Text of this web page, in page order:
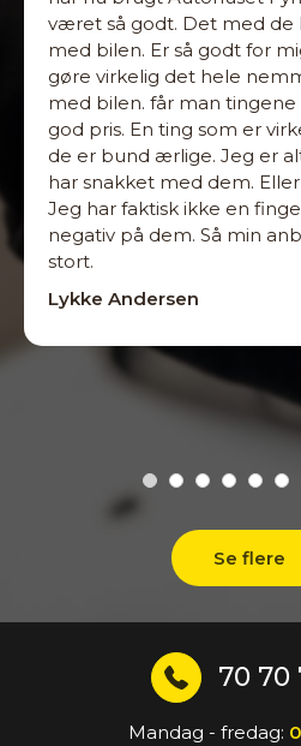
været så godt. Det med
med bilen. Er så godt for
gøre virkelig det hele
med bilen. får man
god pris. En ting som er
de er bund ærlige. Jeg er
har snakket med dem.
Jeg har faktisk ikke en
negativ på dem. Så min
stort.
Lykke Andersen
Se flere
70 70
Mandag - fredag: